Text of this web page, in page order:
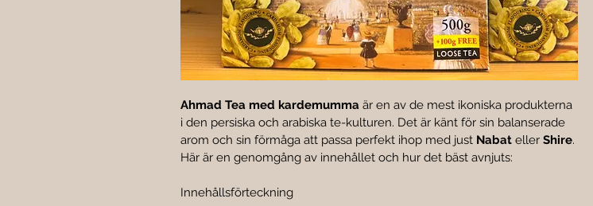
Ahmad Tea med kardemumma är en av de mest ikoniska produkterna
i den persiska och arabiska te-kulturen. Det är känt för sin balanserade
arom och sin förmåga att passa perfekt ihop med just Nabat eller Shire.
Här är en genomgång av innehållet och hur det bäst avnjuts:
Innehållsförteckning